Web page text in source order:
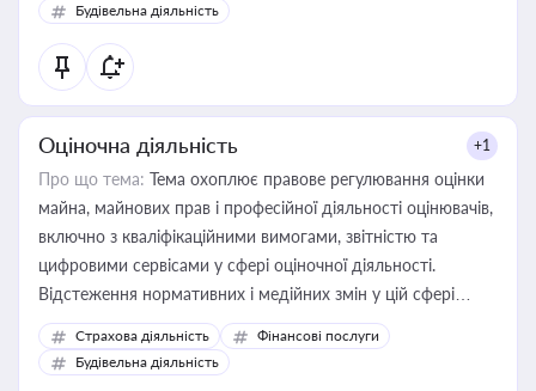
Будівельна діяльність
Оціночна діяльність +1
Про що тема: Тема охоплює правове регулювання оцінки
майна, майнових прав і професійної діяльності оцінювачів,
включно з кваліфікаційними вимогами, звітністю та
цифровими сервісами у сфері оціночної діяльності.
Відстеження нормативних і медійних змін у цій сфері
корисне для власника бізнесу, керівника, юриста або
бухгалтера під час оподаткування, приватизації, оренди
державного майна, корпоративних угод і перевірки
Страхова діяльність
Фінансові послуги
Будівельна діяльність